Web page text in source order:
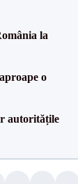
la
o
autoritățile